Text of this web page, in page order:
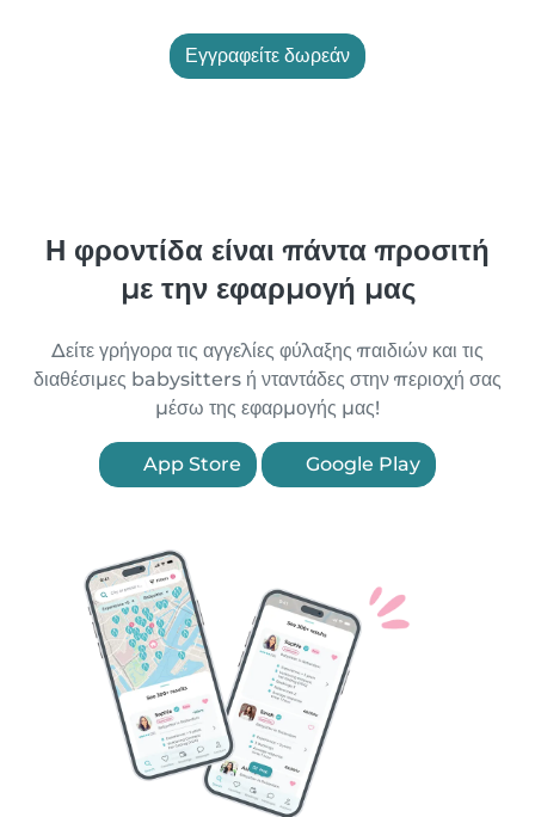
Εγγραφείτε δωρεάν
Η φροντίδα είναι πάντα προσιτή
με την εφαρμογή μας
Δείτε γρήγορα τις αγγελίες φύλαξης παιδιών και τις
διαθέσιμες babysitters ή νταντάδες στην περιοχή σας
μέσω της εφαρμογής μας!
App Store Google Play